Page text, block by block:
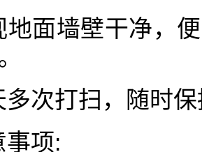
地面墙壁干净，
多次打扫，随时
事项: